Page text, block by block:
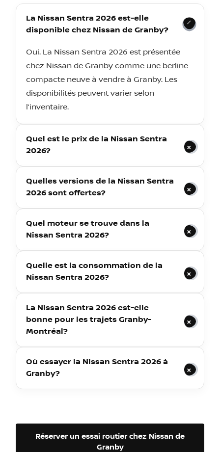
La Nissan Sentra 2026 est-elle
disponible chez Nissan de Granby?
Oui. La Nissan Sentra 2026 est présentée
chez Nissan de Granby comme une berline
compacte neuve à vendre à Granby. Les
disponibilités peuvent varier selon
l’inventaire.
Quel est le prix de la Nissan Sentra
2026?
Quelles versions de la Nissan Sentra
2026 sont offertes?
Quel moteur se trouve dans la
Nissan Sentra 2026?
Quelle est la consommation de la
Nissan Sentra 2026?
La Nissan Sentra 2026 est-elle
bonne pour les trajets Granby-
Montréal?
Où essayer la Nissan Sentra 2026 à
Granby?
Réserver un essai routier chez Nissan de
Granby